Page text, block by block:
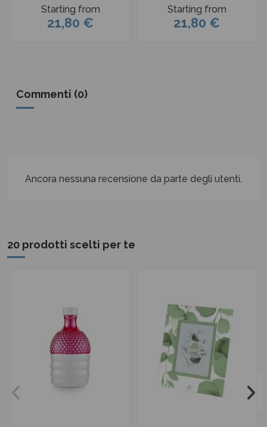
Starting from
21,80 €
Starting from
21,80 €
Commenti (0)
Ancora nessuna recensione da parte degli utenti.
20 prodotti scelti per te